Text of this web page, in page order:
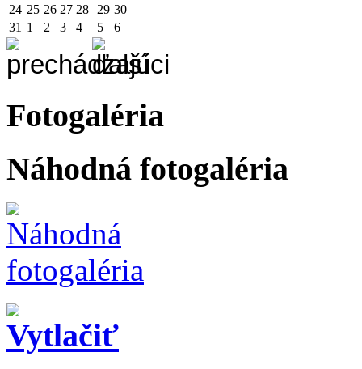
24 25 26 27 28 29 30
31 1 2 3 4 5 6
Fotogaléria
Náhodná fotogaléria